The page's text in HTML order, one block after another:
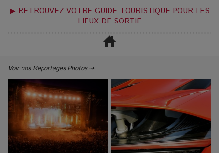
▶ RETROUVEZ VOTRE GUIDE TOURISTIQUE POUR LES
LIEUX DE SORTIE
Voir nos Reportages Photos ⇢